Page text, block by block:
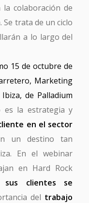
la colaboración de
Se trata de un ciclo
a lo largo del
15 de octubre de
Marketing
de Palladium
es la estrategia y
en el sector
un destino tan
En el webinar
en Hard Rock
sus clientes se
del trabajo